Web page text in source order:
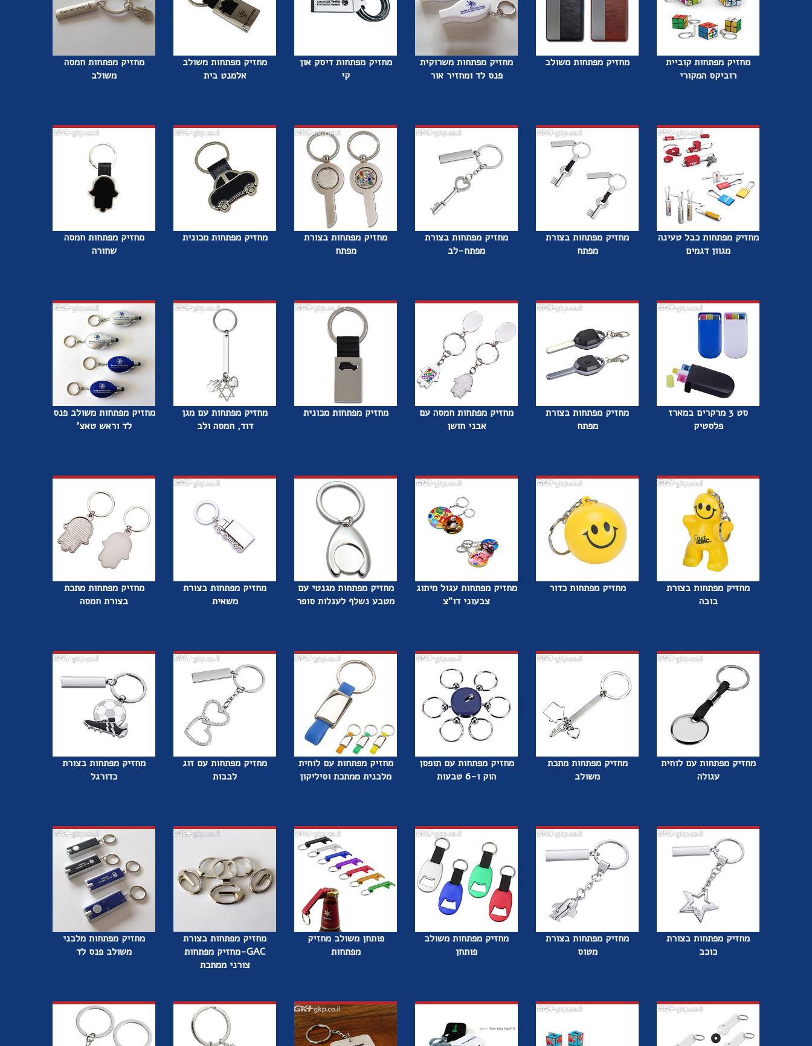
מחזיק מפתחות קוביית
רוביקס המקורי
מחזיק מפתחות משולב
מחזיק מפתחות משרוקית
פנס לד ומחזיר אור
מחזיק מפתחות דיסק און
קי
מחזיק מפתחות משולב
אלמנט בית
מחזיק מפתחות חמסה
משולב
מחזיק מפתחות כבל טעינה
מגוון דגמים
מחזיק מפתחות בצורת
מפתח
מחזיק מפתחות בצורת
מפתח-לב
מחזיק מפתחות בצורת
מפתח
מחזיק מפתחות מכונית
מחזיק מפתחות חמסה
שחורה
סט 3 מרקרים במארז
פלסטיק
מחזיק מפתחות בצורת
מפתח
מחזיק מפתחות חמסה עם
אבני חושן
מחזיק מפתחות מכונית
מחזיק מפתחות עם מגן
דוד, חמסה ולב
מחזיק מפתחות משולב פנס
לד וראש טאצ'
מחזיק מפתחות בצורת
בובה
מחזיק מפתחות כדור
מחזיק מפתחות עגול מיתוג
צבעוני דו"צ
מחזיק מפתחות מגנטי עם
מטבע נשלף לעגלות סופר
מחזיק מפתחות בצורת
משאית
מחזיק מפתחות מתכת
בצורת חמסה
מחזיק מפתחות עם לוחית
עגולה
מחזיק מפתחות מתכת
משולב
מחזיק מפתחות עם תופסן
הוק ו-6 טבעות
מחזיק מפתחות עם לוחית
מלבנית ממתכת וסיליקון
מחזיק מפתחות עם זוג
לבבות
מחזיק מפתחות בצורת
כדורגל
מחזיק מפתחות בצורת
כוכב
מחזיק מפתחות בצורת
מטוס
מחזיק מפתחות משולב
פותחן
פותחן משולב מחזיק
מפתחות
מחזיק מפתחות בצורת
GAC-מחזיק מפתחות
צורני ממתכת
מחזיק מפתחות מלבני
משולב פנס לד